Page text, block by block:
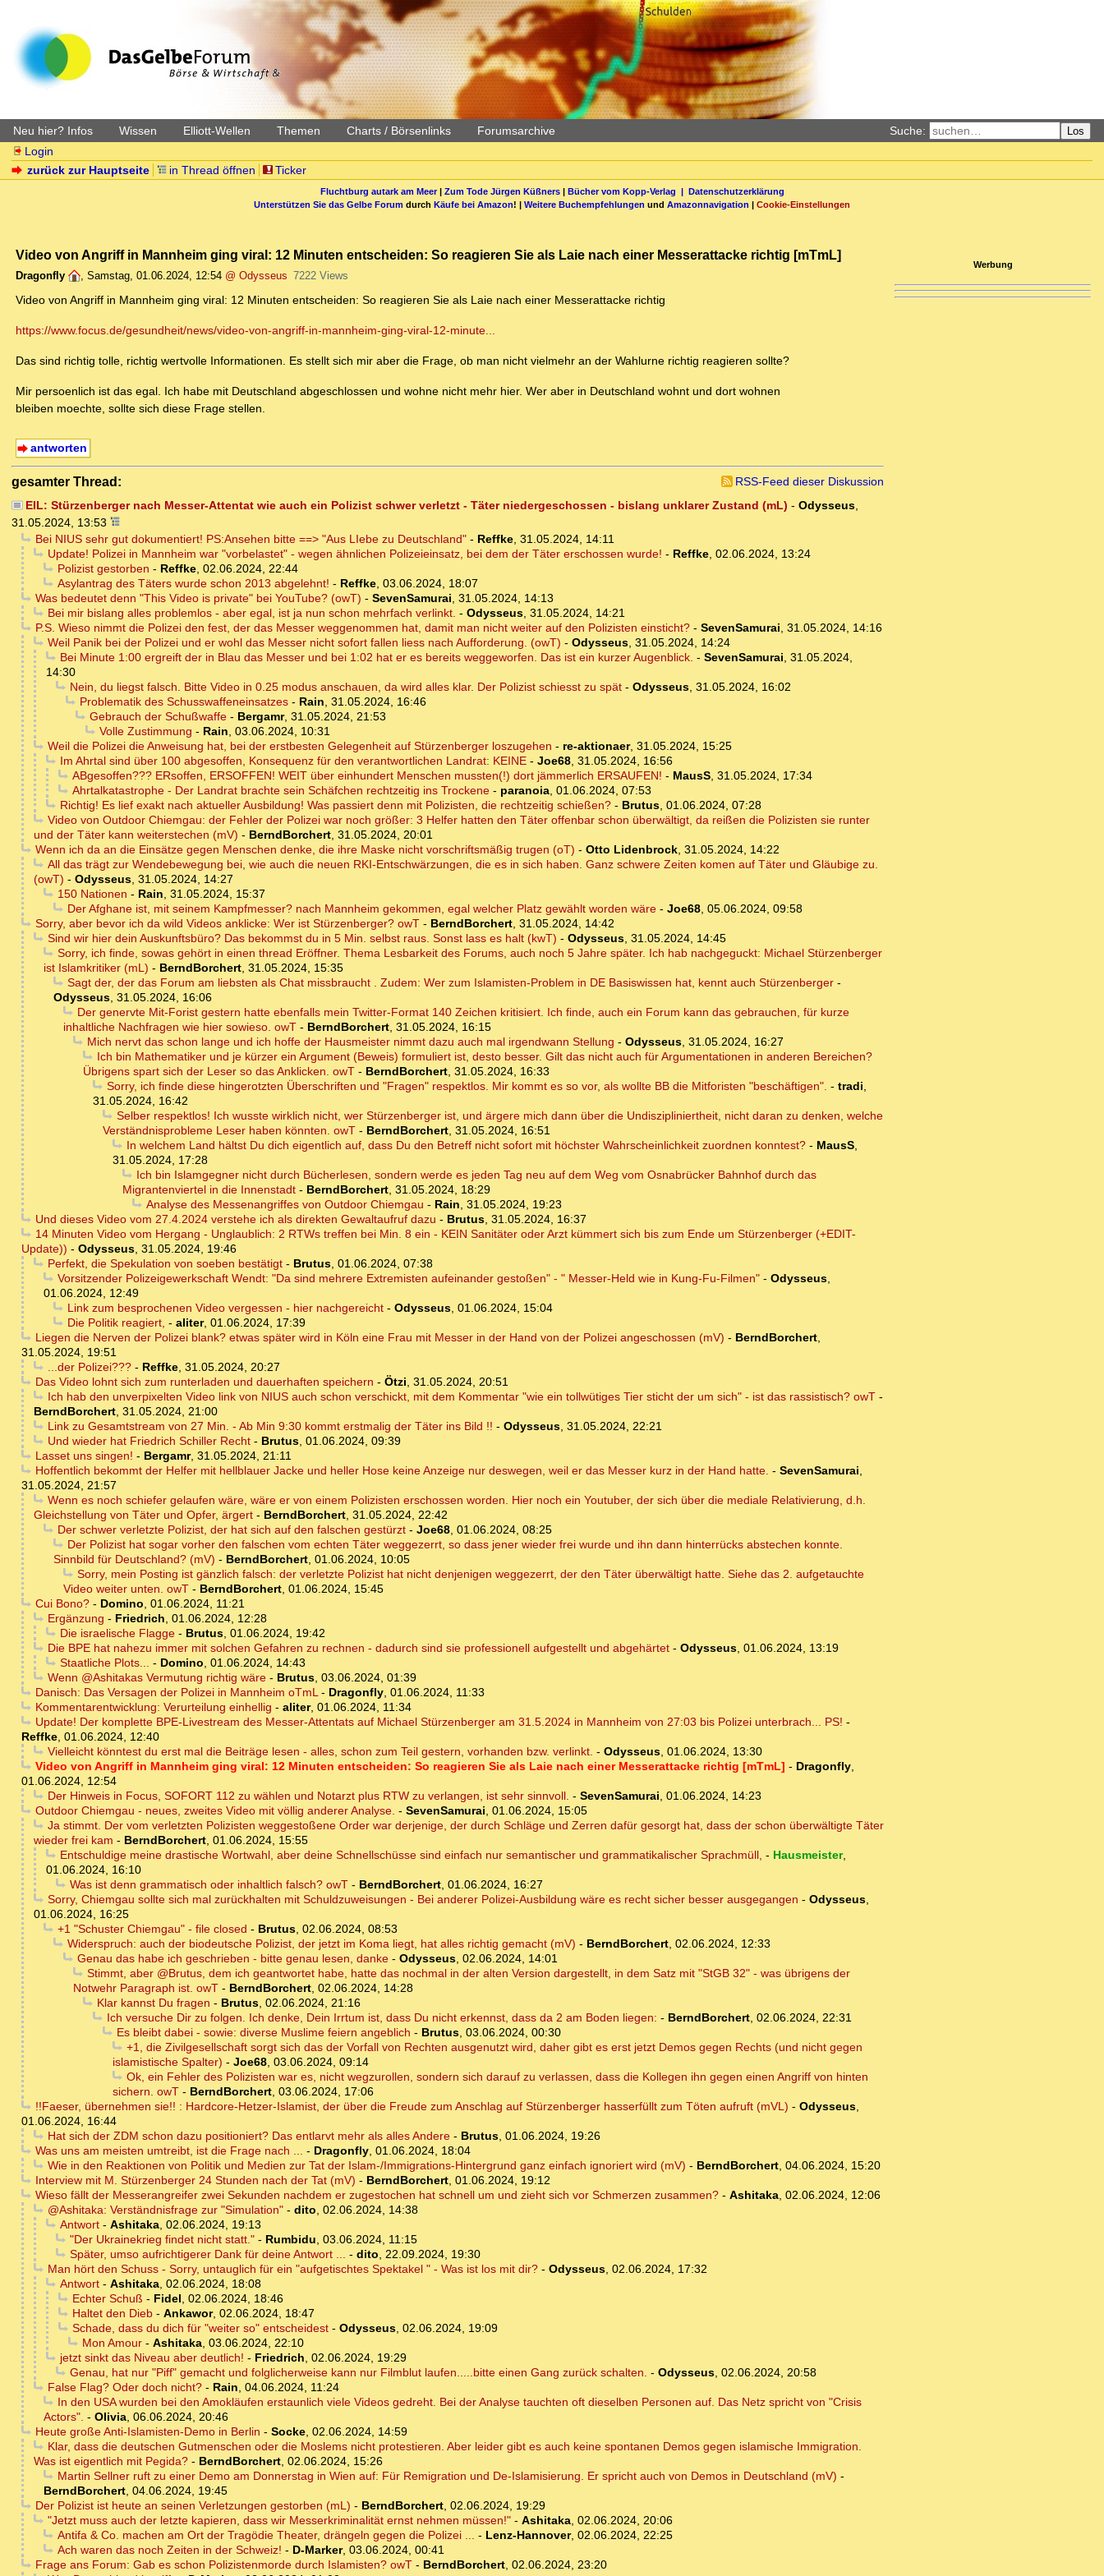
Neu hier? Infos Wissen Elliott-Wellen Themen Charts / Börsenlinks Forumsarchive Suche: Los
Login
zurück zur Hauptseite
in Thread öffnen Ticker
Fluchtburg autark am Meer| Zum Tode Jürgen Küßners| Bücher vom Kopp-Verlag | Datenschutzerklärung
Unterstützen Sie das Gelbe Forum durch Käufe bei Amazon! | Weitere Buchempfehlungen und Amazonnavigation | Cookie-Einstellungen
Video von Angriff in Mannheim ging viral: 12 Minuten entscheiden: So reagieren Sie als Laie nach einer Messerattacke richtig [mTmL]
Dragonfly , Samstag, 01.06.2024, 12:54 @ Odysseus 7222 Views
Video von Angriff in Mannheim ging viral: 12 Minuten entscheiden: So reagieren Sie als Laie nach einer Messerattacke richtig
https://www.focus.de/gesundheit/news/video-von-angriff-in-mannheim-ging-viral-12-minute...
Das sind richtig tolle, richtig wertvolle Informationen. Es stellt sich mir aber die Frage, ob man nicht vielmehr an der Wahlurne richtig reagieren sollte?
Mir persoenlich ist das egal. Ich habe mit Deutschland abgeschlossen und wohne nicht mehr hier. Wer aber in Deutschland wohnt und dort wohnen
bleiben moechte, sollte sich diese Frage stellen.
antworten
gesamter Thread:
RSS-Feed dieser Diskussion
EIL: Stürzenberger nach Messer-Attentat wie auch ein Polizist schwer verletzt - Täter niedergeschossen - bislang unklarer Zustand (mL) - Odysseus,
31.05.2024, 13:53
Bei NIUS sehr gut dokumentiert! PS:Ansehen bitte ==> "Aus LIebe zu Deutschland"- Reffke, 31.05.2024, 14:11
Update! Polizei in Mannheim war "vorbelastet" - wegen ähnlichen Polizeieinsatz, bei dem der Täter erschossen wurde! - Reffke, 02.06.2024, 13:24
Polizist gestorben - Reffke, 02.06.2024, 22:44
Asylantrag des Täters wurde schon 2013 abgelehnt! - Reffke, 03.06.2024, 18:07
Was bedeutet denn "This Video is private" bei YouTube? (owT) - SevenSamurai, 31.05.2024, 14:13
Bei mir bislang alles problemlos - aber egal, ist ja nun schon mehrfach verlinkt. - Odysseus, 31.05.2024, 14:21
P.S. Wieso nimmt die Polizei den fest, der das Messer weggenommen hat, damit man nicht weiter auf den Polizisten einsticht?- SevenSamurai, 31.05.2024, 14:16
Weil Panik bei der Polizei und er wohl das Messer nicht sofort fallen liess nach Aufforderung. (owT) - Odysseus, 31.05.2024, 14:24
Bei Minute 1:00 ergreift der in Blau das Messer und bei 1:02 hat er es bereits weggeworfen. Das ist ein kurzer Augenblick. - SevenSamurai, 31.05.2024,
14:30
Nein, du liegst falsch. Bitte Video in 0.25 modus anschauen, da wird alles klar. Der Polizist schiesst zu spät- Odysseus, 31.05.2024, 16:02
Problematik des Schusswaffeneinsatzes- Rain, 31.05.2024, 16:46
Gebrauch der Schußwaffe- Bergamr, 31.05.2024, 21:53
Volle Zustimmung - Rain, 03.06.2024, 10:31
Weil die Polizei die Anweisung hat, bei der erstbesten Gelegenheit auf Stürzenberger loszugehen - re-aktionaer, 31.05.2024, 15:25
Im Ahrtal sind über 100 abgesoffen, Konsequenz für den verantwortlichen Landrat: KEINE- Joe68, 31.05.2024, 16:56
ABgesoffen??? ERsoffen, ERSOFFEN! WEIT über einhundert Menschen mussten(!) dort jämmerlich ERSAUFEN! - MausS, 31.05.2024, 17:34
Ahrtalkatastrophe - Der Landrat brachte sein Schäfchen rechtzeitig ins Trockene- paranoia, 01.06.2024, 07:53
Richtig! Es lief exakt nach aktueller Ausbildung! Was passiert denn mit Polizisten, die rechtzeitig schießen?- Brutus, 01.06.2024, 07:28
Video von Outdoor Chiemgau: der Fehler der Polizei war noch größer: 3 Helfer hatten den Täter offenbar schon überwältigt, da reißen die Polizisten sie runter
und der Täter kann weiterstechen (mV) - BerndBorchert, 31.05.2024, 20:01
Wenn ich da an die Einsätze gegen Menschen denke, die ihre Maske nicht vorschriftsmäßig trugen (oT) - Otto Lidenbrock, 31.05.2024, 14:22
All das trägt zur Wendebewegung bei, wie auch die neuen RKI-Entschwärzungen, die es in sich haben. Ganz schwere Zeiten komen auf Täter und Gläubige zu.
(owT) - Odysseus, 31.05.2024, 14:27
150 Nationen - Rain, 31.05.2024, 15:37
Der Afghane ist, mit seinem Kampfmesser? nach Mannheim gekommen, egal welcher Platz gewählt worden wäre- Joe68, 05.06.2024, 09:58
Sorry, aber bevor ich da wild Videos anklicke: Wer ist Stürzenberger? owT- BerndBorchert, 31.05.2024, 14:42
Sind wir hier dein Auskunftsbüro? Das bekommst du in 5 Min. selbst raus. Sonst lass es halt (kwT) - Odysseus, 31.05.2024, 14:45
Sorry, ich finde, sowas gehört in einen thread Eröffner. Thema Lesbarkeit des Forums, auch noch 5 Jahre später. Ich hab nachgeguckt: Michael Stürzenberger
ist Islamkritiker (mL) - BerndBorchert, 31.05.2024, 15:35
Sagt der, der das Forum am liebsten als Chat missbraucht . Zudem: Wer zum Islamisten-Problem in DE Basiswissen hat, kennt auch Stürzenberger-
Odysseus, 31.05.2024, 16:06
Der genervte Mit-Forist gestern hatte ebenfalls mein Twitter-Format 140 Zeichen kritisiert. Ich finde, auch ein Forum kann das gebrauchen, für kurze
inhaltliche Nachfragen wie hier sowieso. owT - BerndBorchert, 31.05.2024, 16:15
Mich nervt das schon lange und ich hoffe der Hausmeister nimmt dazu auch mal irgendwann Stellung - Odysseus, 31.05.2024, 16:27
Ich bin Mathematiker und je kürzer ein Argument (Beweis) formuliert ist, desto besser. Gilt das nicht auch für Argumentationen in anderen Bereichen?
Übrigens spart sich der Leser so das Anklicken. owT - BerndBorchert, 31.05.2024, 16:33
Sorry, ich finde diese hingerotzten Überschriften und "Fragen" respektlos. Mir kommt es so vor, als wollte BB die Mitforisten "beschäftigen". - tradi,
31.05.2024, 16:42
Selber respektlos! Ich wusste wirklich nicht, wer Stürzenberger ist, und ärgere mich dann über die Undiszipliniertheit, nicht daran zu denken, welche
Verständnisprobleme Leser haben könnten. owT - BerndBorchert, 31.05.2024, 16:51
In welchem Land hältst Du dich eigentlich auf, dass Du den Betreff nicht sofort mit höchster Wahrscheinlichkeit zuordnen konntest?- MausS,
31.05.2024, 17:28
Ich bin Islamgegner nicht durch Bücherlesen, sondern werde es jeden Tag neu auf dem Weg vom Osnabrücker Bahnhof durch das
Migrantenviertel in die Innenstadt - BerndBorchert, 31.05.2024, 18:29
Analyse des Messenangriffes von Outdoor Chiemgau - Rain, 31.05.2024, 19:23
Und dieses Video vom 27.4.2024 verstehe ich als direkten Gewaltaufruf dazu - Brutus, 31.05.2024, 16:37
14 Minuten Video vom Hergang - Unglaublich: 2 RTWs treffen bei Min. 8 ein - KEIN Sanitäter oder Arzt kümmert sich bis zum Ende um Stürzenberger (+EDIT-
Update)) - Odysseus, 31.05.2024, 19:46
Perfekt, die Spekulation von soeben bestätigt- Brutus, 01.06.2024, 07:38
Vorsitzender Polizeigewerkschaft Wendt: "Da sind mehrere Extremisten aufeinander gestoßen" - " Messer-Held wie in Kung-Fu-Filmen"- Odysseus,
01.06.2024, 12:49
Link zum besprochenen Video vergessen - hier nachgereicht- Odysseus, 01.06.2024, 15:04
Die Politik reagiert, - aliter, 01.06.2024, 17:39
Liegen die Nerven der Polizei blank? etwas später wird in Köln eine Frau mit Messer in der Hand von der Polizei angeschossen (mV) - BerndBorchert,
31.05.2024, 19:51
...der Polizei???- Reffke, 31.05.2024, 20:27
Das Video lohnt sich zum runterladen und dauerhaften speichern - Ötzi, 31.05.2024, 20:51
Ich hab den unverpixelten Video link von NIUS auch schon verschickt, mit dem Kommentar "wie ein tollwütiges Tier sticht der um sich" - ist das rassistisch? owT-
BerndBorchert, 31.05.2024, 21:00
Link zu Gesamtstream von 27 Min. - Ab Min 9:30 kommt erstmalig der Täter ins Bild !! - Odysseus, 31.05.2024, 22:21
Und wieder hat Friedrich Schiller Recht- Brutus, 01.06.2024, 09:39
Lasset uns singen! - Bergamr, 31.05.2024, 21:11
Hoffentlich bekommt der Helfer mit hellblauer Jacke und heller Hose keine Anzeige nur deswegen, weil er das Messer kurz in der Hand hatte. - SevenSamurai,
31.05.2024, 21:57
Wenn es noch schiefer gelaufen wäre, wäre er von einem Polizisten erschossen worden. Hier noch ein Youtuber, der sich über die mediale Relativierung, d.h.
Gleichstellung von Täter und Opfer, ärgert - BerndBorchert, 31.05.2024, 22:42
Der schwer verletzte Polizist, der hat sich auf den falschen gestürzt- Joe68, 01.06.2024, 08:25
Der Polizist hat sogar vorher den falschen vom echten Täter weggezerrt, so dass jener wieder frei wurde und ihn dann hinterrücks abstechen konnte.
Sinnbild für Deutschland? (mV) - BerndBorchert, 01.06.2024, 10:05
Sorry, mein Posting ist gänzlich falsch: der verletzte Polizist hat nicht denjenigen weggezerrt, der den Täter überwältigt hatte. Siehe das 2. aufgetauchte
Video weiter unten. owT - BerndBorchert, 01.06.2024, 15:45
Cui Bono?- Domino, 01.06.2024, 11:21
Ergänzung - Friedrich, 01.06.2024, 12:28
Die israelische Flagge- Brutus, 01.06.2024, 19:42
Die BPE hat nahezu immer mit solchen Gefahren zu rechnen - dadurch sind sie professionell aufgestellt und abgehärtet- Odysseus, 01.06.2024, 13:19
Staatliche Plots... - Domino, 01.06.2024, 14:43
Wenn @Ashitakas Vermutung richtig wäre- Brutus, 03.06.2024, 01:39
Danisch: Das Versagen der Polizei in Mannheim oTmL- Dragonfly, 01.06.2024, 11:33
Kommentarentwicklung: Verurteilung einhellig - aliter, 01.06.2024, 11:34
Update! Der komplette BPE-Livestream des Messer-Attentats auf Michael Stürzenberger am 31.5.2024 in Mannheim von 27:03 bis Polizei unterbrach... PS! -
Reffke, 01.06.2024, 12:40
Vielleicht könntest du erst mal die Beiträge lesen - alles, schon zum Teil gestern, vorhanden bzw. verlinkt. - Odysseus, 01.06.2024, 13:30
Video von Angriff in Mannheim ging viral: 12 Minuten entscheiden: So reagieren Sie als Laie nach einer Messerattacke richtig [mTmL] - Dragonfly,
01.06.2024, 12:54
Der Hinweis in Focus, SOFORT 112 zu wählen und Notarzt plus RTW zu verlangen, ist sehr sinnvoll. - SevenSamurai, 01.06.2024, 14:23
Outdoor Chiemgau - neues, zweites Video mit völlig anderer Analyse. - SevenSamurai, 01.06.2024, 15:05
Ja stimmt. Der vom verletzten Polizisten weggestoßene Order war derjenige, der durch Schläge und Zerren dafür gesorgt hat, dass der schon überwältigte Täter
wieder frei kam - BerndBorchert, 01.06.2024, 15:55
Entschuldige meine drastische Wortwahl, aber deine Schnellschüsse sind einfach nur semantischer und grammatikalischer Sprachmüll, - Hausmeister,
01.06.2024, 16:10
Was ist denn grammatisch oder inhaltlich falsch? owT- BerndBorchert, 01.06.2024, 16:27
Sorry, Chiemgau sollte sich mal zurückhalten mit Schuldzuweisungen - Bei anderer Polizei-Ausbildung wäre es recht sicher besser ausgegangen - Odysseus,
01.06.2024, 16:25
+1 "Schuster Chiemgau" - file closed - Brutus, 02.06.2024, 08:53
Widerspruch: auch der biodeutsche Polizist, der jetzt im Koma liegt, hat alles richtig gemacht (mV) - BerndBorchert, 02.06.2024, 12:33
Genau das habe ich geschrieben - bitte genau lesen, danke- Odysseus, 02.06.2024, 14:01
Stimmt, aber @Brutus, dem ich geantwortet habe, hatte das nochmal in der alten Version dargestellt, in dem Satz mit "StGB 32" - was übrigens der
Notwehr Paragraph ist. owT - BerndBorchert, 02.06.2024, 14:28
Klar kannst Du fragen - Brutus, 02.06.2024, 21:16
Ich versuche Dir zu folgen. Ich denke, Dein Irrtum ist, dass Du nicht erkennst, dass da 2 am Boden liegen: - BerndBorchert, 02.06.2024, 22:31
Es bleibt dabei - sowie: diverse Muslime feiern angeblich - Brutus, 03.06.2024, 00:30
+1, die Zivilgesellschaft sorgt sich das der Vorfall von Rechten ausgenutzt wird, daher gibt es erst jetzt Demos gegen Rechts (und nicht gegen
islamistische Spalter) - Joe68, 03.06.2024, 09:14
Ok, ein Fehler des Polizisten war es, nicht wegzurollen, sondern sich darauf zu verlassen, dass die Kollegen ihn gegen einen Angriff von hinten
sichern. owT - BerndBorchert, 03.06.2024, 17:06
!!Faeser, übernehmen sie!! : Hardcore-Hetzer-Islamist, der über die Freude zum Anschlag auf Stürzenberger hasserfüllt zum Töten aufruft (mVL) - Odysseus,
01.06.2024, 16:44
Hat sich der ZDM schon dazu positioniert? Das entlarvt mehr als alles Andere- Brutus, 01.06.2024, 19:26
Was uns am meisten umtreibt, ist die Frage nach ... - Dragonfly, 01.06.2024, 18:04
Wie in den Reaktionen von Politik und Medien zur Tat der Islam-/Immigrations-Hintergrund ganz einfach ignoriert wird (mV) - BerndBorchert, 04.06.2024, 15:20
Interview mit M. Stürzenberger 24 Stunden nach der Tat (mV) - BerndBorchert, 01.06.2024, 19:12
Wieso fällt der Messerangreifer zwei Sekunden nachdem er zugestochen hat schnell um und zieht sich vor Schmerzen zusammen?- Ashitaka, 02.06.2024, 12:06
@Ashitaka: Verständnisfrage zur "Simulation"- dito, 02.06.2024, 14:38
Antwort- Ashitaka, 02.06.2024, 19:13
"Der Ukrainekrieg findet nicht statt."- Rumbidu, 03.06.2024, 11:15
Später, umso aufrichtigerer Dank für deine Antwort ... - dito, 22.09.2024, 19:30
Man hört den Schuss - Sorry, untauglich für ein "aufgetischtes Spektakel " - Was ist los mit dir?- Odysseus, 02.06.2024, 17:32
Antwort- Ashitaka, 02.06.2024, 18:08
Echter Schuß - Fidel, 02.06.2024, 18:46
Haltet den Dieb- Ankawor, 02.06.2024, 18:47
Schade, dass du dich für "weiter so" entscheidest- Odysseus, 02.06.2024, 19:09
Mon Amour- Ashitaka, 03.06.2024, 22:10
jetzt sinkt das Niveau aber deutlich! - Friedrich, 02.06.2024, 19:29
Genau, hat nur "Piff" gemacht und folglicherweise kann nur Filmblut laufen.....bitte einen Gang zurück schalten. - Odysseus, 02.06.2024, 20:58
False Flag? Oder doch nicht?- Rain, 04.06.2024, 11:24
In den USA wurden bei den Amokläufen erstaunlich viele Videos gedreht. Bei der Analyse tauchten oft dieselben Personen auf. Das Netz spricht von "Crisis
Actors". - Olivia, 06.06.2024, 20:46
Heute große Anti-Islamisten-Demo in Berlin - Socke, 02.06.2024, 14:59
Klar, dass die deutschen Gutmenschen oder die Moslems nicht protestieren. Aber leider gibt es auch keine spontanen Demos gegen islamische Immigration.
Was ist eigentlich mit Pegida? - BerndBorchert, 02.06.2024, 15:26
Martin Sellner ruft zu einer Demo am Donnerstag in Wien auf: Für Remigration und De-Islamisierung. Er spricht auch von Demos in Deutschland (mV) -
BerndBorchert, 04.06.2024, 19:45
Der Polizist ist heute an seinen Verletzungen gestorben (mL) - BerndBorchert, 02.06.2024, 19:29
"Jetzt muss auch der letzte kapieren, dass wir Messerkriminalität ernst nehmen müssen!"- Ashitaka, 02.06.2024, 20:06
Antifa & Co. machen am Ort der Tragödie Theater, drängeln gegen die Polizei ... - Lenz-Hannover, 02.06.2024, 22:25
Ach waren das noch Zeiten in der Schweiz! - D-Marker, 03.06.2024, 00:41
Frage ans Forum: Gab es schon Polizistenmorde durch Islamisten? owT- BerndBorchert, 02.06.2024, 23:20
Werbung